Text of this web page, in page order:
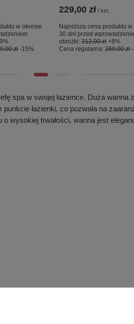
w okresie
zł -15%
229,00 zł / szt.
Najniższa cena produktu w
30 dni przed
obniżki: 212,00 zł +8%
Cena regularna: 269,00 zł
spa w swojej łazience. Duża
łazienki, co pozwala na
wysokiej trwałości, wanna jest